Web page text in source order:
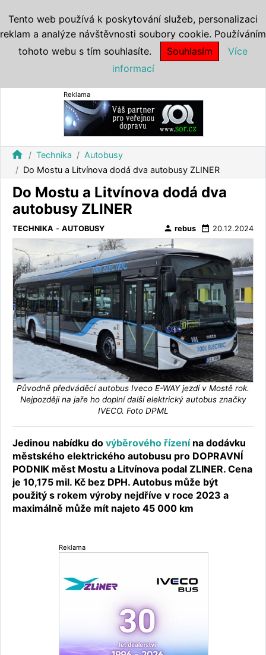
Reklama
home Technika
Autobusy
Do Mostu a Litvínova dodá dva autobusy ZLINER
Do Mostu a Litvínova dodá dva
autobusy ZLINER
TECHNIKA - AUTOBUSY person rebus date_range 20.12.2024
Původně předváděcí autobus Iveco E-WAY jezdí v Mostě rok.
Nejpozději na jaře ho doplní další elektrický autobus značky
IVECO. Foto DPML
Jedinou nabídku do výběrového řízenína dodávku
městského elektrického autobusu pro DOPRAVNÍ
PODNIK měst Mostu a Litvínova podal ZLINER. Cena
je 10,175 mil. Kč bez DPH. Autobus může být
použitý s rokem výroby nejdříve v roce 2023 a
maximálně může mít najeto 45 000 km
Reklama
Tento web používá k poskytování služeb, personalizaci
reklam a analýze návštěvnosti soubory cookie. Používáním
tohoto webu s tím souhlasíte.
Souhlasím
Více
informací